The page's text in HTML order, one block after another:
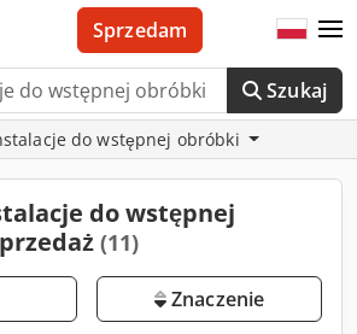
Szukaj
Sprzedam
do wstępnej obróbki
do wstępnej
(11)
Znaczenie